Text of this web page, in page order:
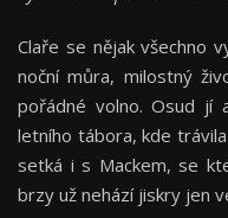
Claře se nějak všechno
noční můra, milostný
pořádné volno. Osud jí
letního tábora, kde
setká i s Mackem, se
brzy už nehází jiskry jen